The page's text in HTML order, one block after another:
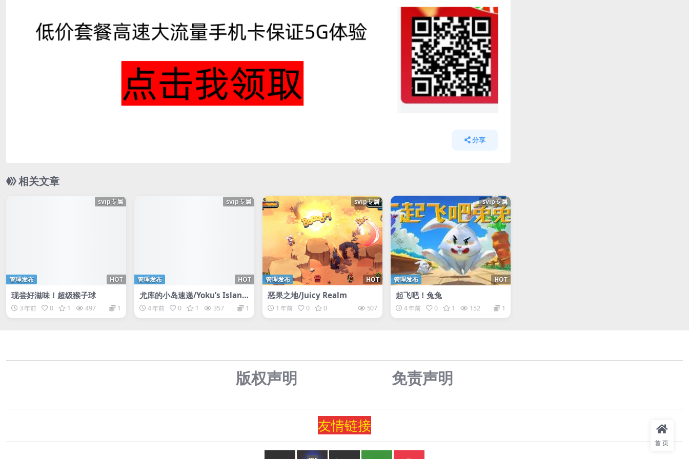
分享
相关文章
svip专属
HOT
管理发布
现尝好滋味！超级猴子球
3 年前 0 1 497 1
svip专属
HOT
管理发布
尤库的小岛速递/Yoku’s Island
Express
4 年前 0 1 357 1
svip专属
HOT
管理发布
恶果之地/Juicy Realm
1 年前 0 0 507
svip专属
HOT
管理发布
起飞吧！兔兔
4 年前 0 1 152 1
版权声明 免责声明
友情链接
首页